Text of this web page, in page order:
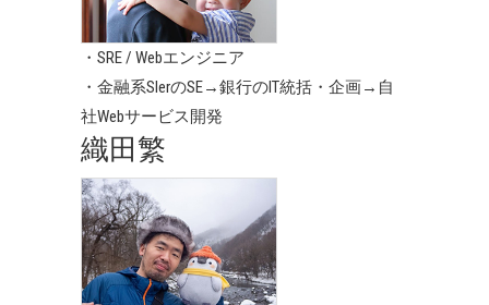
・SRE / Webエンジニア
・金融系SIerのSE→銀行のIT統括・企画→自
社Webサービス開発
織田繁